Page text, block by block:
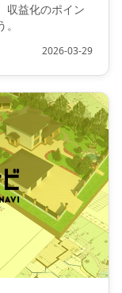
収益化のポイン
2026-03-29